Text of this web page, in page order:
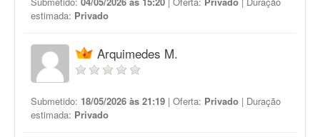
estimada: Privado
Arquimedes M.
Submetido: 18/05/2026 às 21:19 | Oferta: Privado | Duração
estimada: Privado